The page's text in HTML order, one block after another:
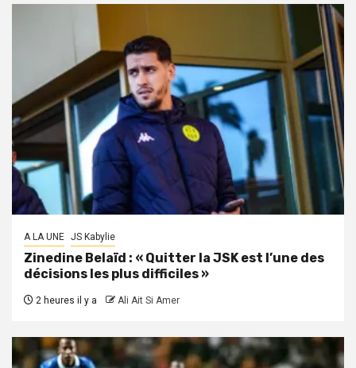
A LA UNE JS Kabylie
Zinedine Belaïd : « Quitter la JSK est l’une des
décisions les plus difficiles »
2 heures il y a Ali Ait Si Amer